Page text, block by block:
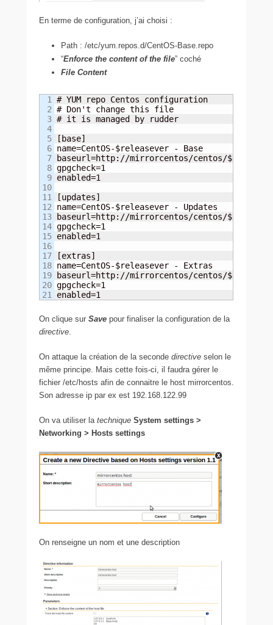
En terme de configuration, j’ai choisi :
Path : /etc/yum.repos.d/CentOS-Base.repo
“Enforce the content of the file” coché
File Content
1
2
3
4
5
6
7
8
9
10
11
12
13
14
15
16
17
18
19
20
# YUM repo Centos configuration
# Don't change this file
# it is managed by rudder
[base]
name=CentOS-$releasever - Base
baseurl=http://mirrorcentos/centos/
gpgcheck=1
enabled=1
[updates]
name=CentOS-$releasever - Updates
baseurl=http://mirrorcentos/centos/
gpgcheck=1
enabled=1
[extras]
name=CentOS-$releasever - Extras
baseurl=http://mirrorcentos/centos/
gpgcheck=1
enabled=1
On clique sur Save pour finaliser la configuration de la
directive
On attaque la création de la seconde directive selon le
même principe. Mais cette fois-ci, il faudra gérer le
fichier /etc/hosts afin de connaitre le host mirrorcentos.
Son adresse ip par ex est 192.168.122.99
On va utiliser la technique System settings >
Networking > Hosts settings
On renseigne un nom et une description